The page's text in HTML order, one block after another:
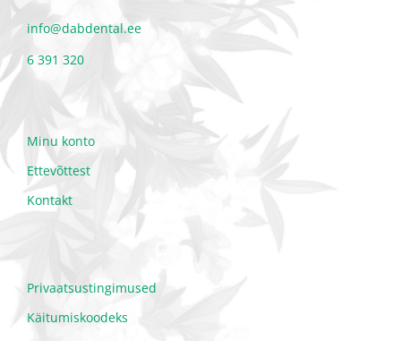
info@dabdental.ee
6 391 320
Minu konto
Ettevõttest
Kontakt
Privaatsustingimused
Käitumiskoodeks